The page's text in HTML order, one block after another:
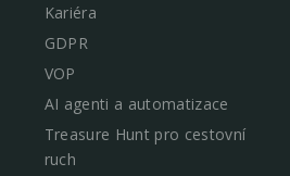
Kariéra
GDPR
VOP
AI agenti a automatizace
Treasure Hunt pro cestovní
ruch